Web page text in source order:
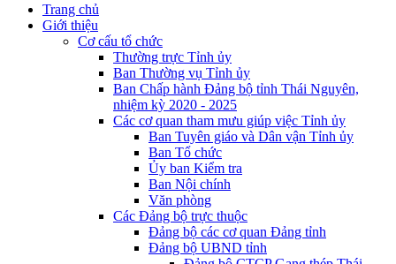
Trang chủ
Giới thiệu
Cơ cấu tổ chức
Thường trực Tỉnh ủy
Ban Thường vụ Tỉnh ủy
Ban Chấp hành Đảng bộ tỉnh Thái Nguyên,
nhiệm kỳ 2020 - 2025
Các cơ quan tham mưu giúp việc Tỉnh ủy
Ban Tuyên giáo và Dân vận Tỉnh ủy
Ban Tổ chức
Ủy ban Kiểm tra
Ban Nội chính
Văn phòng
Các Đảng bộ trực thuộc
Đảng bộ các cơ quan Đảng tỉnh
Đảng bộ UBND tỉnh